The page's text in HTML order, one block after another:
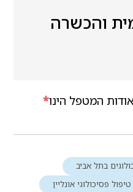
והכשרה
*המטפל הינו
בתל אביב
טיפול פסיכולוגי אונליין